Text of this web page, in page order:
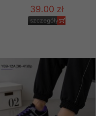
39.00 zł
szczegóły